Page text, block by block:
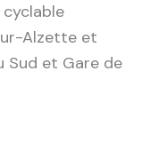
Alzette et
Sud et Gare de